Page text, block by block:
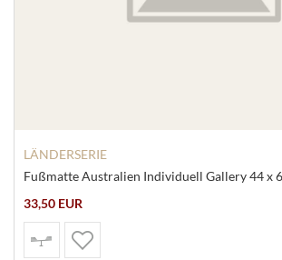
LÄNDERSERIE
Fußmatte Australien Individuell Gallery 44 x
33,50 EUR